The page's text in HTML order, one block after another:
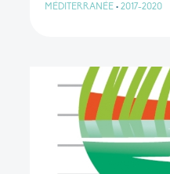
MÉDITERRANÉE • 2017-2020